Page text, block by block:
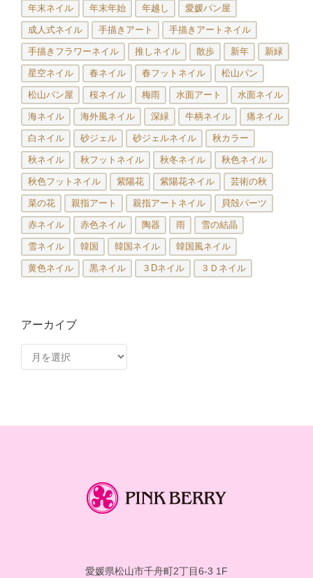
年末ネイル 年末年始 年越し 愛媛パン屋
成人式ネイル 手描きアート 手描きアートネイル
手描きフラワーネイル 推しネイル 散歩 新年 新緑
星空ネイル 春ネイル 春フットネイル 松山パン
松山パン屋 桜ネイル 梅雨 水面アート 水面ネイル
海ネイル 海外風ネイル 深緑 牛柄ネイル 痛ネイル
白ネイル 砂ジェル 砂ジェルネイル 秋カラー
秋ネイル 秋フットネイル 秋冬ネイル 秋色ネイル
秋色フットネイル 紫陽花 紫陽花ネイル 芸術の秋
菜の花 親指アート 親指アートネイル 貝殻パーツ
赤ネイル 赤色ネイル 陶器 雨 雪の結晶
雪ネイル 韓国 韓国ネイル 韓国風ネイル
黄色ネイル 黒ネイル ３Dネイル ３Ｄネイル
アーカイブ
ー
愛媛県松山市千舟町2丁目6-3 1F